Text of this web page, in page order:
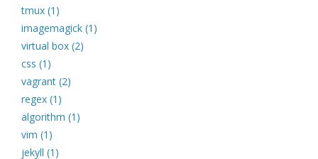
tmux (1)
imagemagick (1)
virtual box (2)
css (1)
vagrant (2)
regex (1)
algorithm (1)
vim (1)
jekyll (1)